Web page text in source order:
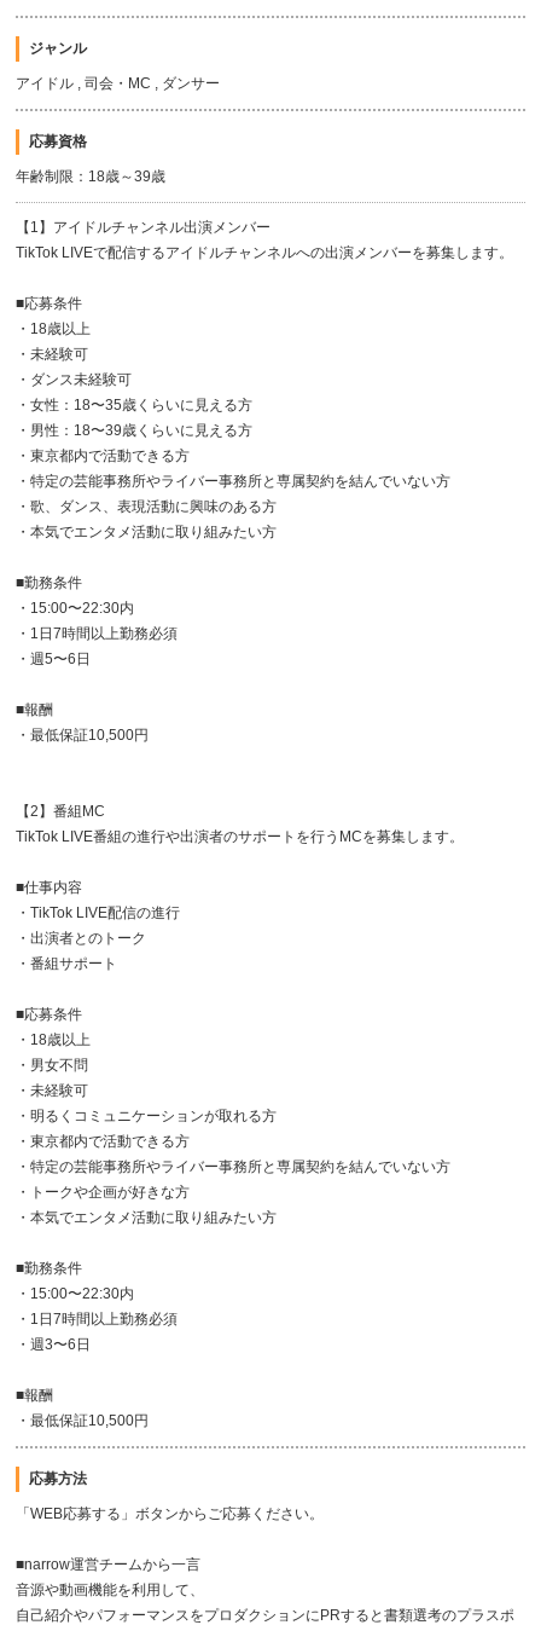
ジャンル
アイドル , 司会・MC , ダンサー
応募資格
年齢制限：18歳～39歳
【1】アイドルチャンネル出演メンバー
TikTok LIVEで配信するアイドルチャンネルへの出演メンバーを募集します。
■応募条件
・18歳以上
・未経験可
・ダンス未経験可
・女性：18〜35歳くらいに見える方
・男性：18〜39歳くらいに見える方
・東京都内で活動できる方
・特定の芸能事務所やライバー事務所と専属契約を結んでいない方
・歌、ダンス、表現活動に興味のある方
・本気でエンタメ活動に取り組みたい方
■勤務条件
・15:00〜22:30内
・1日7時間以上勤務必須
・週5〜6日
■報酬
・最低保証10,500円
【2】番組MC
TikTok LIVE番組の進行や出演者のサポートを行うMCを募集します。
■仕事内容
・TikTok LIVE配信の進行
・出演者とのトーク
・番組サポート
■応募条件
・18歳以上
・男女不問
・未経験可
・明るくコミュニケーションが取れる方
・東京都内で活動できる方
・特定の芸能事務所やライバー事務所と専属契約を結んでいない方
・トークや企画が好きな方
・本気でエンタメ活動に取り組みたい方
■勤務条件
・15:00〜22:30内
・1日7時間以上勤務必須
・週3〜6日
■報酬
・最低保証10,500円
応募方法
「WEB応募する」ボタンからご応募ください。
■narrow運営チームから一言
音源や動画機能を利用して、
自己紹介やパフォーマンスをプロダクションにPRすると書類選考のプラスポ